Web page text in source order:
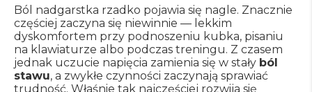
Ból nadgarstka rzadko pojawia się nagle. Znacznie
częściej zaczyna się niewinnie — lekkim
dyskomfortem przy podnoszeniu kubka, pisaniu
na klawiaturze albo podczas treningu. Z czasem
jednak uczucie napięcia zamienia się w stały ból
stawu, a zwykłe czynności zaczynają sprawiać
trudność. Właśnie tak najczęściej rozwija się